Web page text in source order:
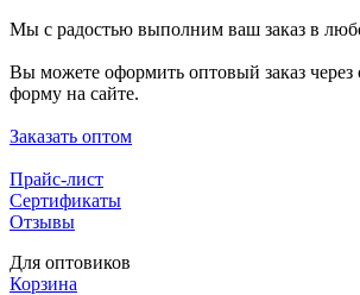
Мы с радостью выполним ваш заказ в
Вы можете оформить оптовый заказ
форму на сайте.
Заказать оптом
Прайс-лист
Сертификаты
Отзывы
Для оптовиков
Корзина